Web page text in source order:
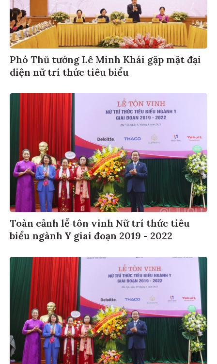
Phó Thủ tướng Lê Minh Khái gặp mặt đại
diện nữ trí thức tiêu biểu
Toàn cảnh lễ tôn vinh Nữ trí thức tiêu
biểu ngành Y giai đoạn 2019 - 2022